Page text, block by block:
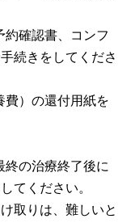
約確認書、コンフ
続きをしてくださ
費）の還付用紙を
終の治療終了後に
てください。
取りは、難しいと